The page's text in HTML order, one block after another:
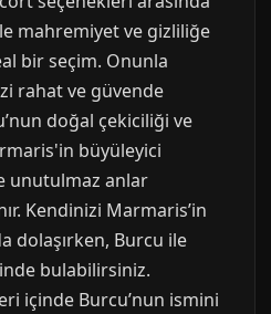
mahremiyet ve gizliliğe
bir seçim. Onunla
rahat ve güvende
doğal çekiciliği ve
büyüleyici
unutulmaz anlar
Kendinizi Marmaris’in
dolaşırken, Burcu ile
bulabilirsiniz.
içinde Burcu’nun ismini